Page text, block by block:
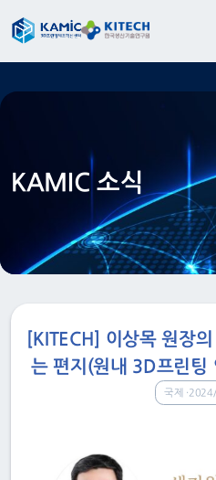
KAMIC 소식
[KITECH] 이상목 원장
는 편지(원내 3D프린팅
국제